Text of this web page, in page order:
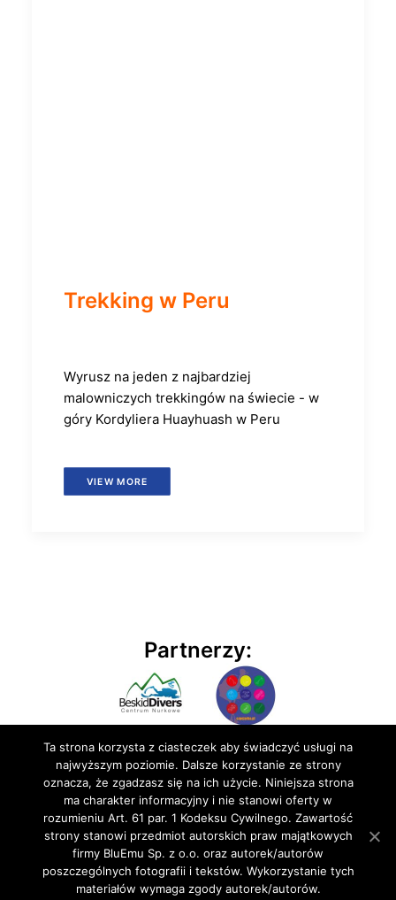
Trekking w Peru
Wyrusz na jeden z najbardziej
malowniczych trekkingów na świecie - w
góry Kordyliera Huayhuash w Peru
VIEW MORE
Partnerzy:
© 2020 BluEmu sp. z o.o. Wszelkie prawa zastrzeżone
Ta strona korzysta z ciasteczek aby świadczyć usługi na
najwyższym poziomie. Dalsze korzystanie ze strony
oznacza, że zgadzasz się na ich użycie. Niniejsza strona
ma charakter informacyjny i nie stanowi oferty w
rozumieniu Art. 61 par. 1 Kodeksu Cywilnego. Zawartość
strony stanowi przedmiot autorskich praw majątkowych
firmy BluEmu Sp. z o.o. oraz autorek/autorów
poszczególnych fotografii i tekstów. Wykorzystanie tych
materiałów wymaga zgody autorek/autorów.